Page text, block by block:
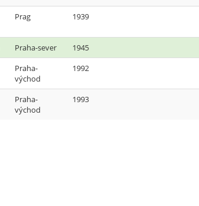
Prag 1939
Praha-sever
1945
Praha-
východ
1992
Praha-
východ
1993